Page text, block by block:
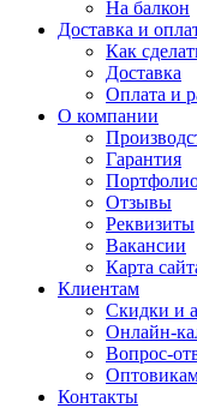
На балкон
Доставка и
Как
Доставка
Оплата и
О компании
Гарантия
Отзывы
Реквизиты
Вакансии
Карта
Клиентам
Скидки и
Онлайн-
Вопрос-
Контакты